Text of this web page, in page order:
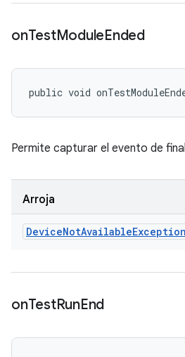
onTestModuleEnded
public void
Permite capturar el evento de
Arroja
DeviceNotAvailableException
onTestRunEnd